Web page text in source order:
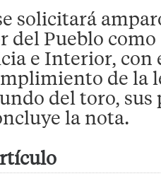
solicitará
del Pueblo
e Interior, con
de la
del toro, sus
la nota.